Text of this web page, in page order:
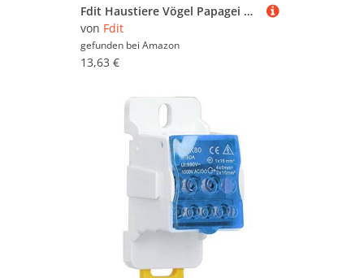
Fdit Haustiere Vögel Papagei Klettern Papagei Sittich Wellensittich Spielzeug Bunte Schaukel Leiter mit Bett Zubehör Hängende Pet Toys(Rosa)
von Fdit
gefunden bei Amazon
13,63 €